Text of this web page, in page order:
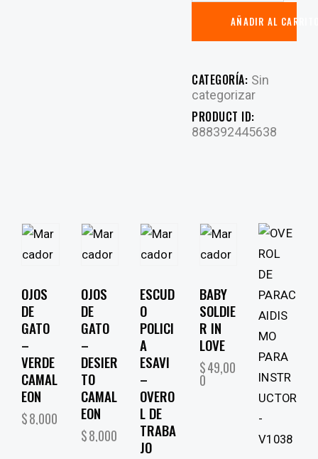
AÑADIR AL
CATEGORÍA: Sin
categorizar
PRODUCT ID:
888392445638
OJOS
DE
GATO
–
VERDE
CAMAL
EON
$8,000
OJOS
DE
GATO
–
DESIER
TO
CAMAL
EON
$8,000
ESCUD
O
POLICI
A
ESAVI
–
OVERO
L DE
TRABA
JO
BABY
SOLDIE
R IN
LOVE
$49,00
0